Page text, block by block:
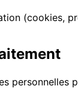
(cookies,
personnelles